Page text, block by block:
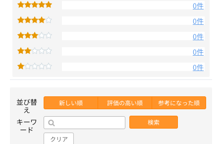
0件
0件
0件
0件
0件
並び替
え
新しい順 評価の高い順 参考になった順
キーワ
ード
検索
クリア